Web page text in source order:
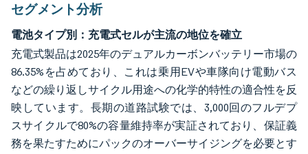
セグメント分析
電池タイプ別：充電式セルが主流の地位を確立
充電式製品は2025年のデュアルカーボンバッテリー市場の
86.35%を占めており、これは乗用EVや車隊向け電動バス
などの繰り返しサイクル用途への化学的特性の適合性を反
映しています。長期の道路試験では、3,000回のフルデプ
スサイクルで80%の容量維持率が実証されており、保証義
務を果たすためにパックのオーバーサイジングを必要とす